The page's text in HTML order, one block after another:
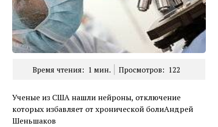
Время чтения: 1 мин. Просмотров: 122
Ученые из США нашли нейроны, отключение
которых избавляет от хронической болиАндрей
Шеньшаков